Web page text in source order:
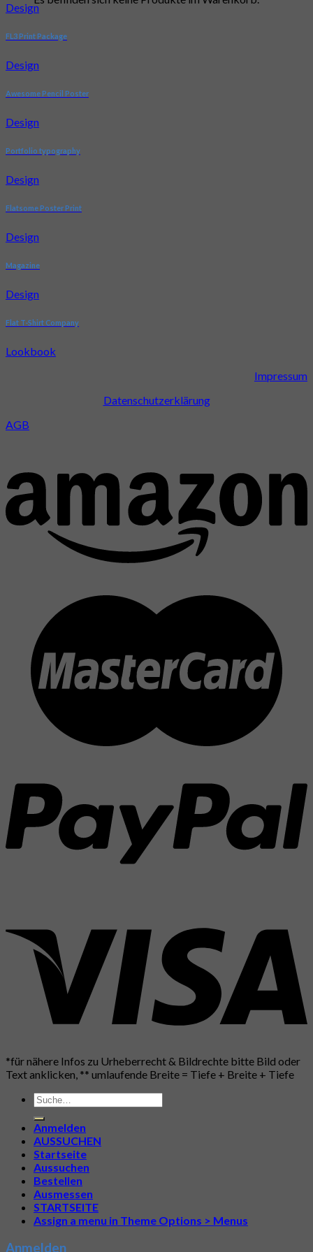
Design
FL3 Print Package
Design
Awesome Pencil Poster
Design
Portfolio typography
Design
Flatsome Poster Print
Design
Magazine
Design
Flat T-Shirt Company
Lookbook
Impressum
Datenschutzerklärung
AGB
*für nähere Infos zu Urheberrecht & Bildrechte bitte Bild oder
Text anklicken, ** umlaufende Breite = Tiefe + Breite + Tiefe
Suche
nach:
Anmelden
AUSSUCHEN
Startseite
Aussuchen
Bestellen
Ausmessen
STARTSEITE
Assign a menu in Theme Options > Menus
Anmelden